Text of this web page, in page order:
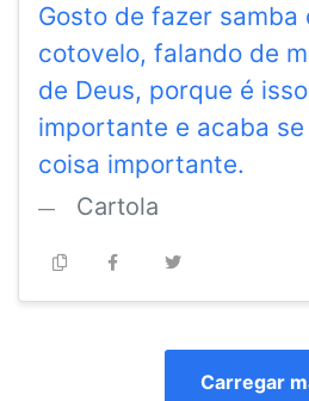
Gosto de fazer samba
cotovelo, falando de
de Deus, porque é
importante e acaba
coisa importante.
Cartola
Carregar